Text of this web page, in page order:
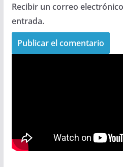
Recibir un correo
entrada.